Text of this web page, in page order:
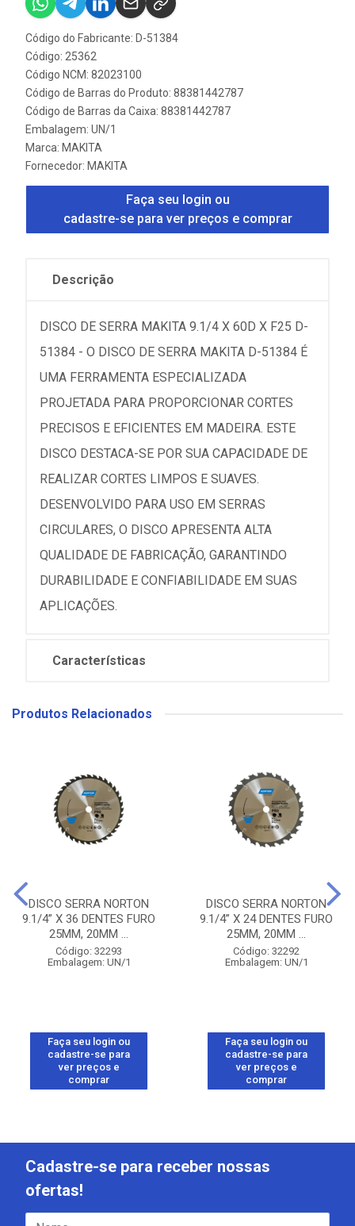
Código do Fabricante: D-51384
Código: 25362
Código NCM: 82023100
Código de Barras do Produto: 88381442787
Código de Barras da Caixa: 88381442787
Embalagem: UN/1
Marca: MAKITA
Fornecedor: MAKITA
Faça seu login ou
cadastre-se para ver preços e comprar
Descrição
DISCO DE SERRA MAKITA 9.1/4 X 60D X F25 D-
51384 - O DISCO DE SERRA MAKITA D-51384 É
UMA FERRAMENTA ESPECIALIZADA
PROJETADA PARA PROPORCIONAR CORTES
PRECISOS E EFICIENTES EM MADEIRA. ESTE
DISCO DESTACA-SE POR SUA CAPACIDADE DE
REALIZAR CORTES LIMPOS E SUAVES.
DESENVOLVIDO PARA USO EM SERRAS
CIRCULARES, O DISCO APRESENTA ALTA
QUALIDADE DE FABRICAÇÃO, GARANTINDO
DURABILIDADE E CONFIABILIDADE EM SUAS
APLICAÇÕES.
Características
Produtos Relacionados
DISCO SERRA NORTON
9.1/4” X 36 DENTES FURO
25MM, 20MM ...
Código: 32293
Embalagem: UN/1
Faça seu login ou
cadastre-se para
ver preços e
comprar
DISCO SERRA NORTON
9.1/4” X 24 DENTES FURO
25MM, 20MM ...
Código: 32292
Embalagem: UN/1
Faça seu login ou
cadastre-se para
ver preços e
comprar
Cadastre-se para receber nossas
ofertas!